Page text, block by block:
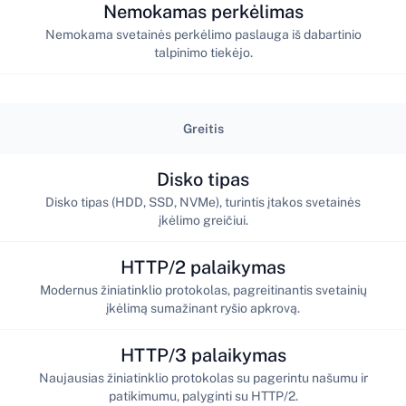
Nemokamas perkėlimas
Nemokama svetainės perkėlimo paslauga iš dabartinio
talpinimo tiekėjo.
Greitis
Disko tipas
Disko tipas (HDD, SSD, NVMe), turintis įtakos svetainės
įkėlimo greičiui.
HTTP/2 palaikymas
Modernus žiniatinklio protokolas, pagreitinantis svetainių
įkėlimą sumažinant ryšio apkrovą.
HTTP/3 palaikymas
Naujausias žiniatinklio protokolas su pagerintu našumu ir
patikimumu, palyginti su HTTP/2.